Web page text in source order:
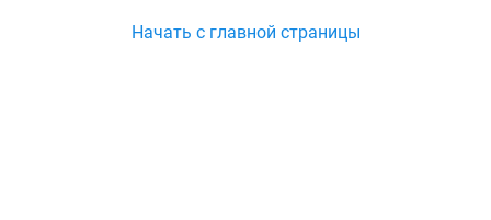
Начать с главной страницы